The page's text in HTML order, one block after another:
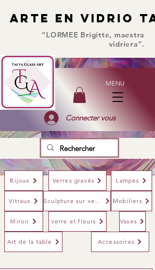
ARTE EN VIDRIO
ARTE EN VIDRIO
“LORMEE Brigitte, maestra
vidriera”.
MENU
Connecter vous
Bijoux Verres gravés Lampes
Vitraux Sculpture sur verre Mobiliers
Miroir verre et fleurs Vases
Art de la table Accessoires